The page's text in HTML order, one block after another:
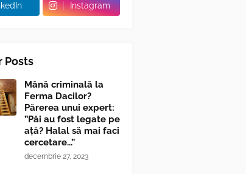
Instagram
Posts
Mână criminală la
Ferma Dacilor?
Părerea unui expert:
”Păi au fost legate pe
ață? Halal să mai faci
cercetare...”
decembrie 27, 2023